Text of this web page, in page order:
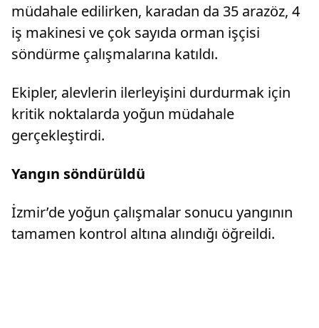
müdahale edilirken, karadan da 35 arazöz, 4
iş makinesi ve çok sayıda orman işçisi
söndürme çalışmalarına katıldı.
Ekipler, alevlerin ilerleyişini durdurmak için
kritik noktalarda yoğun müdahale
gerçekleştirdi.
Yangın söndürüldü
İzmir’de yoğun çalışmalar sonucu yangının
tamamen kontrol altına alındığı öğreildi.